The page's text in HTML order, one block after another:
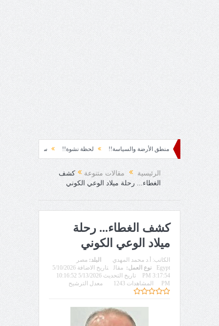
منطق الأرضة والسياسة!! لحظة نشوة!! سياسة!! تاج الهرمية!!
الرمل!!
الرئيسية مقالات متنوعة
كشف
الغطاء... رحلة ميلاد الوعي الكوني
كشف الغطاء... رحلة
ميلاد الوعي الكوني
الكاتب: أ.د محمد المهدي البلد: مصر
Egypt
نوع العمل: مقال
تاريخ الاضافة 5/10/2026
3:17:54 PM
تاريخ التحديث 5/13/2026 10:16:52
PM
المشاهدات 1243 معدل الترشيح